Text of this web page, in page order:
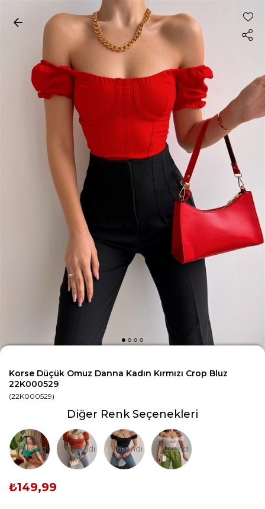
Korse Düçük Omuz Danna Kadın Kırmızı Crop Bluz
22K000529
(22K000529)
Diğer Renk Seçenekleri
Tükendi Tükendi Tükendi Tükendi
₺149,99